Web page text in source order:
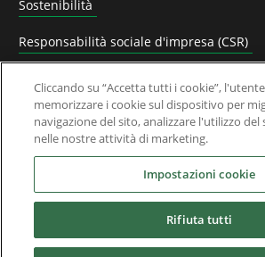
Sostenibilità
Responsabilità sociale d'impresa (CSR)
Contatta Nidec Control Techniques
Domande Frequenti
Cliccando su “Accetta tutti i cookie”,
memorizzare i cookie sul dispositivo per
navigazione del sito, analizzare l'utilizzo del
nelle nostre attività di marketing.
Impostazioni cookie
Rifiuta tutti